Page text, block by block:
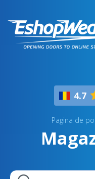
4.7
Pagina de